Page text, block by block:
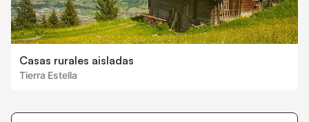
Casas rurales aisladas
Tierra Estella